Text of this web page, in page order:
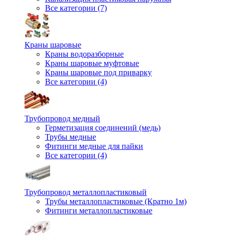
Все категории (7)
Краны шаровые
Краны водоразборные
Краны шаровые муфтовые
Краны шаровые под приварку
Все категории (4)
Трубопровод медный
Герметизация соединений (медь)
Трубы медные
Фитинги медные для пайки
Все категории (4)
Трубопровод металлопластиковый
Трубы металлопластиковые (Кратно 1м)
Фитинги металлопластиковые